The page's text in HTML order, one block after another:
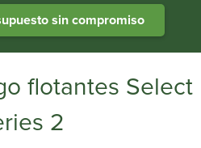
sin compromiso
flotantes Select
2